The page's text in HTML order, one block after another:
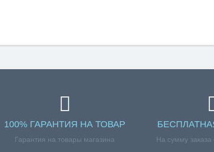
100% ГАРАНТИЯ НА ТОВАР
Гарантия на товары магазина На сумму заказа